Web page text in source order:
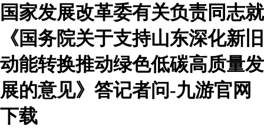
国家发展改革委有关负责同志就
《国务院关于支持山东深化新旧
动能转换推动绿色低碳高质量发
展的意见》答记者问-九游官网
下载